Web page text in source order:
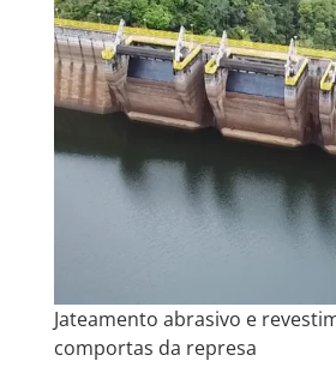
Jateamento abrasivo e
comportas da represa